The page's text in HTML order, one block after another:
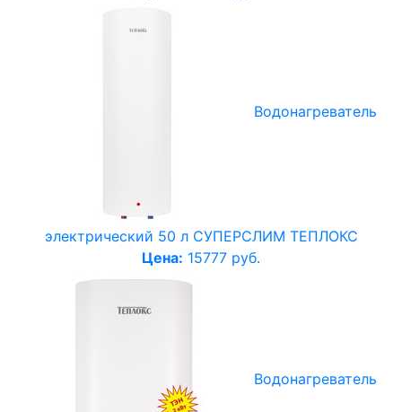
Водонагреватель
электрический 50 л СУПЕРСЛИМ ТЕПЛОКС
Цена: 15777 руб.
Водонагреватель